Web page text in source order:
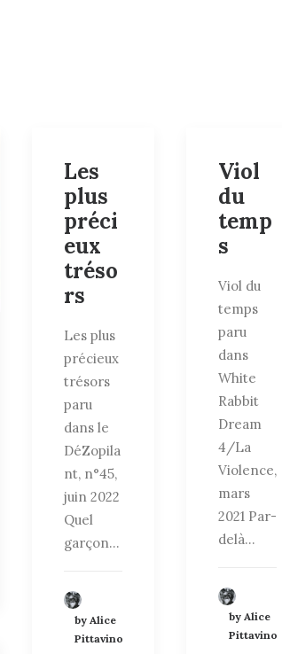
Les
plus
préci
eux
tréso
rs
Les plus
précieux
trésors
paru
dans le
DéZopila
nt, n°45,
juin 2022
Quel
garçon…
by Alice
Pittavino
Viol
du
temp
s
Viol du
temps
paru
dans
White
Rabbit
Dream
4/La
Violence,
mars
2021 Par-
delà…
by Alice
Pittavino